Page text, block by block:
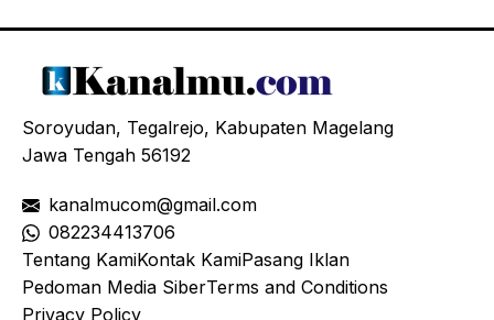
Soroyudan, Tegalrejo, Kabupaten Magelang
Jawa Tengah 56192
kanalmucom@gmail.com
082234413706
Tentang KamiKontak KamiPasang Iklan
Pedoman Media SiberTerms and Conditions
Privacy Policy